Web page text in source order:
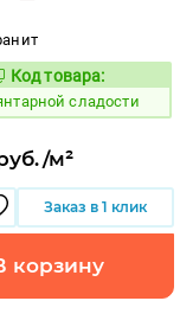
1031095
Код товара:
сладости
м²
Заказ в 1 клик
корзину